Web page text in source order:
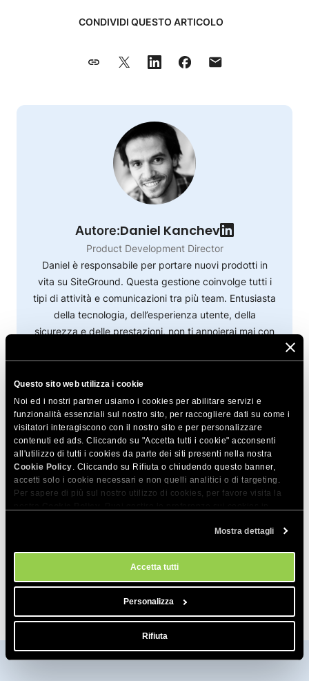
Questo sito web utilizza i cookie
Noi ed i nostri partner usiamo i cookies per abilitare servizi e
funzionalità essenziali sul nostro sito, per raccogliere dati su come i
visitatori interagiscono con il nostro sito e per personalizzare
contenuti ed ads. Cliccando su "Accetta tutti i cookie" acconsenti
all'utilizzo di tutti i cookies da parte dei siti presenti nella nostra
Cookie Policy . Cliccando su Rifiuta o chiudendo questo banner,
accetti solo i cookie necessari e non quelli analitici o di targeting.
Per sapere di più sul nostro utilizzo di cookies, per favore visita la
Mostra dettagli
Accetta tutti
Personalizza
Rifiuta
CONDIVIDI QUESTO ARTICOLO
Autore:Daniel Kanchev
Product Development Director
Daniel è responsabile per portare nuovi prodotti in
vita su SiteGround. Questa gestione coinvolge tutti i
tipi di attività e comunicazioni tra più team. Entusiasta
della tecnologia, dell’esperienza utente, della
sicurezza e delle prestazioni, non ti annoierai mai con
conferenze e un appassionato dei viaggi.
Di più da Daniel